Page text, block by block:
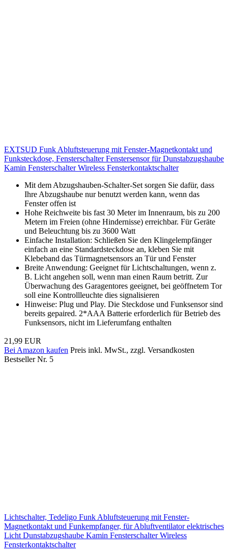
EXTSUD Funk Abluftsteuerung mit Fenster-Magnetkontakt und
Funksteckdose, Fensterschalter Fenstersensor für Dunstabzugshaube
Kamin Fensterschalter Wireless Fensterkontaktschalter
Mit dem Abzugshauben-Schalter-Set sorgen Sie dafür, dass
Ihre Abzugshaube nur benutzt werden kann, wenn das
Fenster offen ist
Hohe Reichweite bis fast 30 Meter im Innenraum, bis zu 200
Metern im Freien (ohne Hindernisse) erreichbar. Für Geräte
und Beleuchtung bis zu 3600 Watt
Einfache Installation: Schließen Sie den Klingelempfänger
einfach an eine Standardsteckdose an, kleben Sie mit
Klebeband das Türmagnetsensors an Tür und Fenster
Breite Anwendung: Geeignet für Lichtschaltungen, wenn z.
B. Licht angehen soll, wenn man einen Raum betritt. Zur
Überwachung des Garagentores geeignet, bei geöffnetem Tor
soll eine Kontrollleuchte dies signalisieren
Hinweise: Plug und Play. Die Steckdose und Funksensor sind
bereits gepaired. 2*AAA Batterie erforderlich für Betrieb des
Funksensors, nicht im Lieferumfang enthalten
21,99 EUR
Bei Amazon kaufen Preis inkl. MwSt., zzgl. Versandkosten
Bestseller Nr. 5
Lichtschalter, Tedeligo Funk Abluftsteuerung mit Fenster-
Magnetkontakt und Funkempfanger, für Abluftventilator elektrisches
Licht Dunstabzugshaube Kamin Fensterschalter Wireless
Fensterkontaktschalter